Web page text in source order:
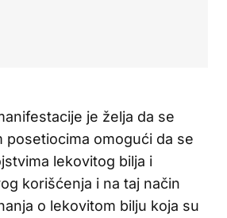
je želja da se
posetiocima omogući da se
lekovitog bilja i
korišćenja i na taj način
o lekovitom bilju koja su